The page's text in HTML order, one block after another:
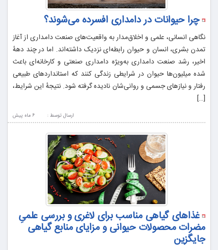
چرا حیوانات در دامداری افسرده می‌شوند؟
نگاهی انسانی، علمی و اخلاق‌مدار به واقعیت‌های صنعت دامداری از آغاز
تمدن بشری، انسان و حیوان رابطه‌ای نزدیک داشته‌اند. اما در چند دههٔ
اخیر، رشد صنعت دامداری به‌ویژه دامداری صنعتی و کارخانه‌ای باعث
شده میلیون‌ها حیوان در شرایطی زندگی کنند که استانداردهای طبیعی
رفتار و نیازهای جسمی و روانی‌شان نادیده گرفته شود. نتیجهٔ این شرایط،
[…]
6 ماه پيش ارسال توسط :
غذاهای گیاهی مناسب برای لاغری و بررسی علمیِ
مضرات محصولات حیوانی و مزایای منابع گیاهی
جایگزین